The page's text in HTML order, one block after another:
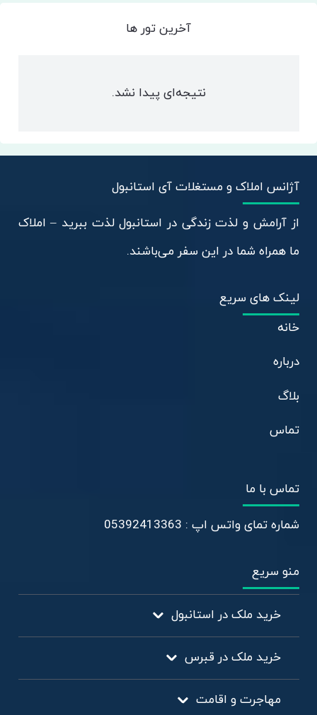
آخرین تور ها
نتیجه‌ای پیدا نشد.
آژانس املاک و مستغلات آی استانبول
از آرامش و لذت زندگی در استانبول لذت ببرید – املاک
ما همراه شما در این سفر می‌باشند.
لینک های سریع
خانه
درباره
بلاگ
تماس
تماس با ما
شماره تمای واتس اپ : 05392413363
منو سریع
خرید ملک در استانبول
خرید ملک در قبرس
مهاجرت و اقامت